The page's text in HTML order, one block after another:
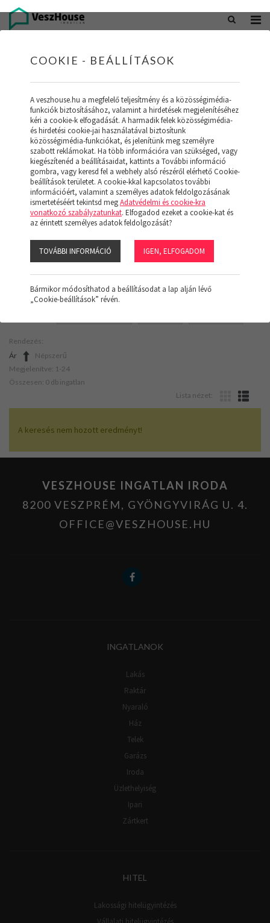
office@veszhouse.hu +36 20 402 5098
INGATLAN KÉSZLETÜNK
(19)
Szűrő megjelenítése
Rendezés:
Ár
Népszerű
Megjelenítve: 1-24
Összesen: 0 db ingatlan
Lista nézet:
A keresés nem hozott eredményt!
VESZHOUSE INGATLAN IRODA
8200 VESZPRÉM, GYÖNGYVIRÁG U. 4.
OFFICE@VESZHOUSE.HU
INGATLANOK
Lakás
Raktár
Nyaraló
Ház
Telek
Garázs
Iroda
Üzlethelyiség
Ipari
Zártkert
HITEL
Lakossági hitelügyintézés
COOKIE - BEÁLLÍTÁSOK
A veszhouse.hu a megfelelő teljesítmény és a közösségimédia-
funkciók biztosításához, valamint a hirdetések megjelenítéséhez
kéri a cookie-k elfogadását. A harmadik felek közösségimédia-
és hirdetési cookie-jai használatával biztosítunk
közösségimédia-funkciókat, és jelenítünk meg személyre
szabott reklámokat. Ha több információra van szükséged, vagy
kiegészítenéd a beállításaidat, kattints a További információ
gombra, vagy keresd fel a webhely alsó részéről elérhető Cookie-
beállítások területet. A cookie-kkal kapcsolatos további
információért, valamint a személyes adatok feldolgozásának
ismertetéséért tekintsd megAdatvédelmi és cookie-kra
vonatkozó szabályzatunkat. Elfogadod ezeket a cookie-kat és
az érintett személyes adatok feldolgozását?
TOVÁBBI INFORMÁCIÓ IGEN, ELFOGADOM
Bármikor módosíthatod a beállításodat a lap alján lévő
„Cookie-beállítások” révén.